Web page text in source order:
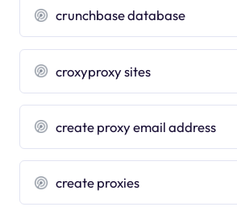
crunchbase database
croxyproxy sites
create proxy email address
create proxies